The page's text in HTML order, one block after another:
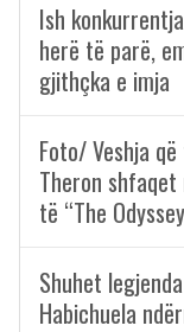
Ish
herë të parë,
gjithçka e imja
Foto/ Veshja
Theron
të “The
Shuhet
Habichuela